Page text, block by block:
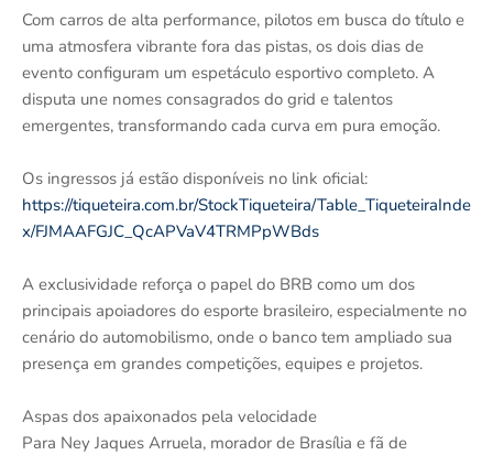
Com carros de alta performance, pilotos em busca do título e
uma atmosfera vibrante fora das pistas, os dois dias de
evento configuram um espetáculo esportivo completo. A
disputa une nomes consagrados do grid e talentos
emergentes, transformando cada curva em pura emoção.
Os ingressos já estão disponíveis no link oficial:
https://tiqueteira.com.br/StockTiqueteira/Table_TiqueteiraInde
x/FJMAAFGJC_QcAPVaV4TRMPpWBds
A exclusividade reforça o papel do BRB como um dos
principais apoiadores do esporte brasileiro, especialmente no
cenário do automobilismo, onde o banco tem ampliado sua
presença em grandes competições, equipes e projetos.
Aspas dos apaixonados pela velocidade
Para Ney Jaques Arruela, morador de Brasília e fã de